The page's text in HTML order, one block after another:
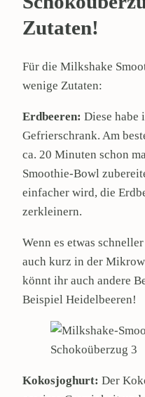
Zutaten!
Für die Milkshake
wenige Zutaten:
Erdbeeren: Diese habe
Gefrierschrank. Am
ca. 20 Minuten schon
Smoothie-Bowl
einfacher wird, die
zerkleinern.
Wenn es etwas
auch kurz in der
könnt ihr auch andere
Beispiel Heidelbeeren!
Kokosjoghurt: Der